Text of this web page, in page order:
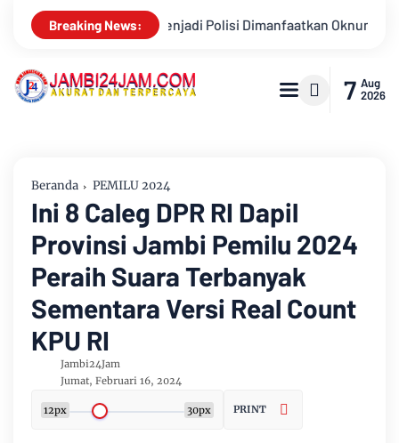
Breaking News:
Oknum, Dua Anggota Polda Jambi Diduga Tipu Calon
7 Aug
2026
Beranda PEMILU 2024
Ini 8 Caleg DPR RI Dapil
Provinsi Jambi Pemilu 2024
Peraih Suara Terbanyak
Sementara Versi Real Count
KPU RI
Jambi24Jam
Jumat, Februari 16, 2024
12px 30px PRINT